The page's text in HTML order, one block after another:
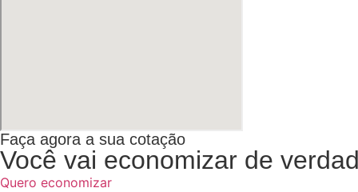
Faça agora a sua cotação
Você vai economizar de
Quero economizar